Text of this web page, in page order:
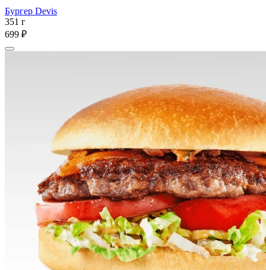
Бургер Devis
351 г
699 ₽